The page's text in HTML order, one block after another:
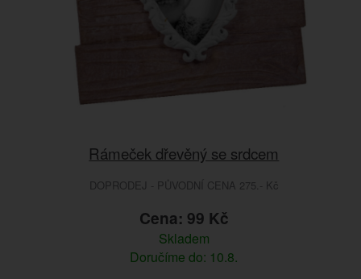
Rámeček dřevěný se srdcem
DOPRODEJ - PŮVODNÍ CENA 275.- Kč
Cena: 99 Kč
Skladem
Doručíme do: 10.8.